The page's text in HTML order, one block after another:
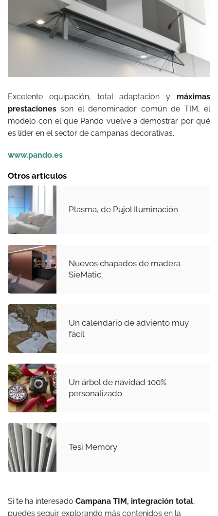
Excelente equipación, total adaptación y máximas
prestaciones son el denominador común de TIM, el
modelo con el que Pando vuelve a demostrar por qué
es líder en el sector de campanas decorativas.
www.pando.es
Otros artículos
Plasma, de Pujol Iluminación
Nuevos chapados de madera
SieMatic
Un calendario de adviento muy
fácil
Un árbol de navidad 100%
personalizado
Tesi Memory
Si te ha interesado Campana TIM, integración total,
puedes seguir explorando más contenidos en la